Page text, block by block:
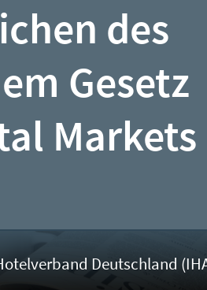
des
Gesetz
Markets
Deutschland